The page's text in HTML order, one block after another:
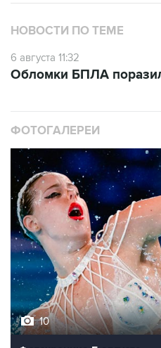
НОВОСТИ ПО ТЕМЕ
6 августа 11:32
Обломки БПЛА
ФОТОГАЛЕРЕИ
10